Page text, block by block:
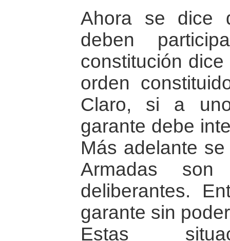
Ahora se dice
deben
constitución
orden
Claro, si a
garante debe
Más adelante
Armadas
deliberantes.
garante sin
Estas